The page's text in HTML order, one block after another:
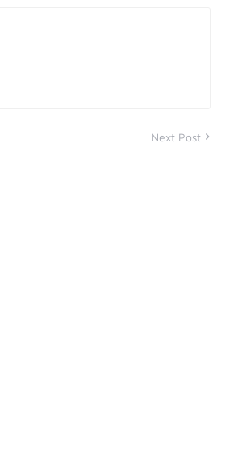
Next Post